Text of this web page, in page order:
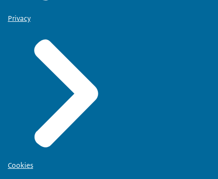
Privacy
Cookies